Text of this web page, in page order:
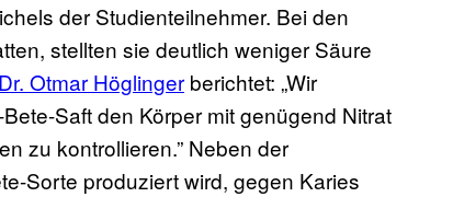
der Studienteilnehmer. Bei den
stellten sie deutlich weniger Säure
Otmar Höglinger berichtet: „Wir
Saft den Körper mit genügend Nitrat
zu kontrollieren.” Neben der
Sorte produziert wird, gegen Karies